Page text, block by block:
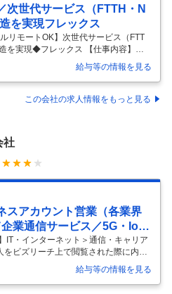
次世代サービス（FTTH・N
を実現フレックス
リモートOK】次世代サービス（FTT
を実現◆フレックス 【仕事内容】
ービス（FTTH・NaaS）企画・開発
体的な仕事内容】 ～IOWN構想を支
たり前をつくる／フルリモートOK～
る「IOWN構想」のもと、通信基盤の
高速サービスや、NaaS（Network as
給与等の情報を見る
この会社の求人情報をもっと見る
社
スアカウント営業（各業界
業通信サービス／5G・Io
ソリューションをワンスト
ンポジション」
IT・インターネット＞通信・キャリア
ビズリーチ上で閲覧された際に内容
、NTTドコモビジネスのエンタープラ
求人のオープン求人です。 これまでの
したポジションをサーチしご提案い
給与等の情報を見る